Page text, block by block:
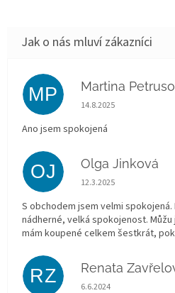
MP Martina
Hodnocení obchodu je
14.8.2025
Ano jsem spokojená
OJ Olga Jinková
Hodnocení obchodu je
12.3.2025
S obchodem jsem velmi spokojená.
nádherné, velká spokojenost.
mám koupené celkem šestkrát,
RZ Renata
Hodnocení obchodu je
6.6.2024